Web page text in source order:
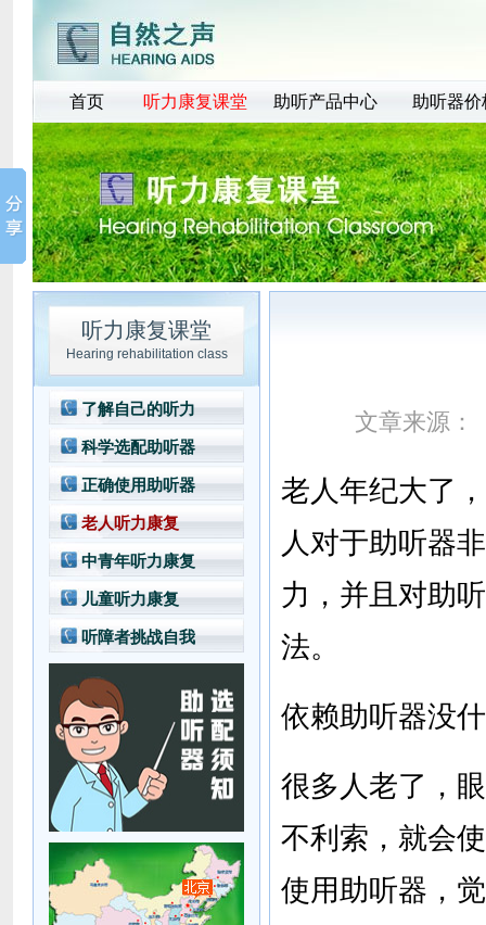
首页 听力康复课堂 助听产品中心 助听器价
听力康复课堂
Hearing rehabilitation class
了解自己的听力
科学选配助听器
正确使用助听器
老人听力康复
中青年听力康复
儿童听力康复
听障者挑战自我
文章来源：
老人年纪大了
人对于助听器
力，并且对助
法。
依赖助听器没
很多人老了，
不利索，就会
使用助听器，